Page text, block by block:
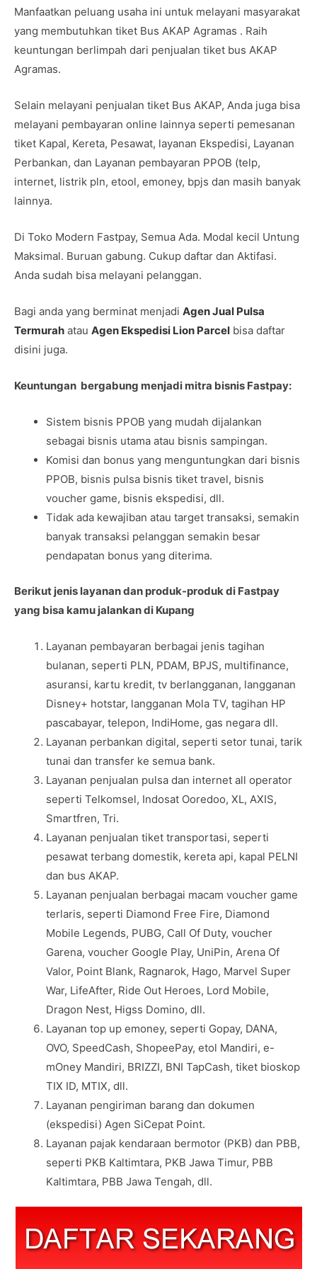
Manfaatkan peluang usaha ini untuk melayani masyarakat
yang membutuhkan tiket Bus AKAP Agramas . Raih
keuntungan berlimpah dari penjualan tiket bus AKAP
Agramas.
Selain melayani penjualan tiket Bus AKAP, Anda juga bisa
melayani pembayaran online lainnya seperti pemesanan
tiket Kapal, Kereta, Pesawat, layanan Ekspedisi, Layanan
Perbankan, dan Layanan pembayaran PPOB (telp,
internet, listrik pln, etool, emoney, bpjs dan masih banyak
lainnya.
Di Toko Modern Fastpay, Semua Ada. Modal kecil Untung
Maksimal. Buruan gabung. Cukup daftar dan Aktifasi.
Anda sudah bisa melayani pelanggan.
Bagi anda yang berminat menjadi Agen Jual Pulsa
Termurah atau Agen Ekspedisi Lion Parcel bisa daftar
disini juga.
Keuntungan bergabung menjadi mitra bisnis Fastpay:
Sistem bisnis PPOB yang mudah dijalankan
sebagai bisnis utama atau bisnis sampingan.
Komisi dan bonus yang menguntungkan dari bisnis
PPOB, bisnis pulsa bisnis tiket travel, bisnis
voucher game, bisnis ekspedisi, dll.
Tidak ada kewajiban atau target transaksi, semakin
banyak transaksi pelanggan semakin besar
pendapatan bonus yang diterima.
Berikut jenis layanan dan produk-produk di Fastpay
yang bisa kamu jalankan di Kupang
Layanan pembayaran berbagai jenis tagihan
bulanan, seperti PLN, PDAM, BPJS, multifinance,
asuransi, kartu kredit, tv berlangganan, langganan
Disney+ hotstar, langganan Mola TV, tagihan HP
pascabayar, telepon, IndiHome, gas negara dll.
Layanan perbankan digital, seperti setor tunai, tarik
tunai dan transfer ke semua bank.
Layanan penjualan pulsa dan internet all operator
seperti Telkomsel, Indosat Ooredoo, XL, AXIS,
Smartfren, Tri.
Layanan penjualan tiket transportasi, seperti
pesawat terbang domestik, kereta api, kapal PELNI
dan bus AKAP.
Layanan penjualan berbagai macam voucher game
terlaris, seperti Diamond Free Fire, Diamond
Mobile Legends, PUBG, Call Of Duty, voucher
Garena, voucher Google Play, UniPin, Arena Of
Valor, Point Blank, Ragnarok, Hago, Marvel Super
War, LifeAfter, Ride Out Heroes, Lord Mobile,
Dragon Nest, Higss Domino, dll.
Layanan top up emoney, seperti Gopay, DANA,
OVO, SpeedCash, ShopeePay, etol Mandiri, e-
mOney Mandiri, BRIZZI, BNI TapCash, tiket bioskop
TIX ID, MTIX, dll.
Layanan pengiriman barang dan dokumen
(ekspedisi) Agen SiCepat Point.
Layanan pajak kendaraan bermotor (PKB) dan PBB,
seperti PKB Kaltimtara, PKB Jawa Timur, PBB
Kaltimtara, PBB Jawa Tengah, dll.